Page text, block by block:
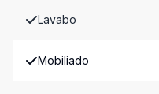
Lavabo
Mobiliado